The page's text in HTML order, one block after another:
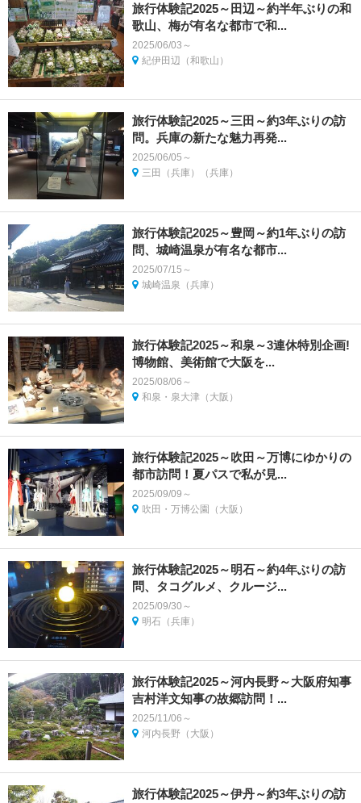
旅行体験記2025～田辺～約半年ぶりの和
歌山、梅が有名な都市で和...
2025/06/03～
紀伊田辺（和歌山）
旅行体験記2025～三田～約3年ぶりの訪
問。兵庫の新たな魅力再発...
2025/06/05～
三田（兵庫）（兵庫）
旅行体験記2025～豊岡～約1年ぶりの訪
問、城崎温泉が有名な都市...
2025/07/15～
城崎温泉（兵庫）
旅行体験記2025～和泉～3連休特別企画!
博物館、美術館で大阪を...
2025/08/06～
和泉・泉大津（大阪）
旅行体験記2025～吹田～万博にゆかりの
都市訪問！夏パスで私が見...
2025/09/09～
吹田・万博公園（大阪）
旅行体験記2025～明石～約4年ぶりの訪
問、タコグルメ、クルージ...
2025/09/30～
明石（兵庫）
旅行体験記2025～河内長野～大阪府知事
吉村洋文知事の故郷訪問！...
2025/11/06～
河内長野（大阪）
旅行体験記2025～伊丹～約3年ぶりの訪